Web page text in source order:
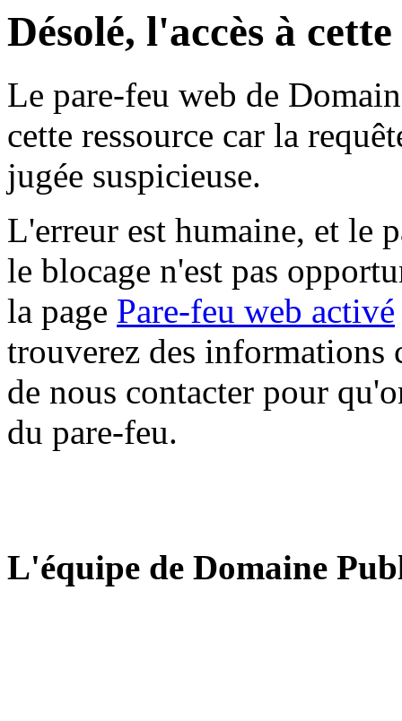
Désolé, l'accès à
Le pare-feu web de
cette ressource car la
jugée suspicieuse.
L'erreur est humaine, et le
le blocage n'est pas
la page Pare-feu web activé
trouverez des informations
de nous contacter pour
du pare-feu.
L'équipe de Domaine